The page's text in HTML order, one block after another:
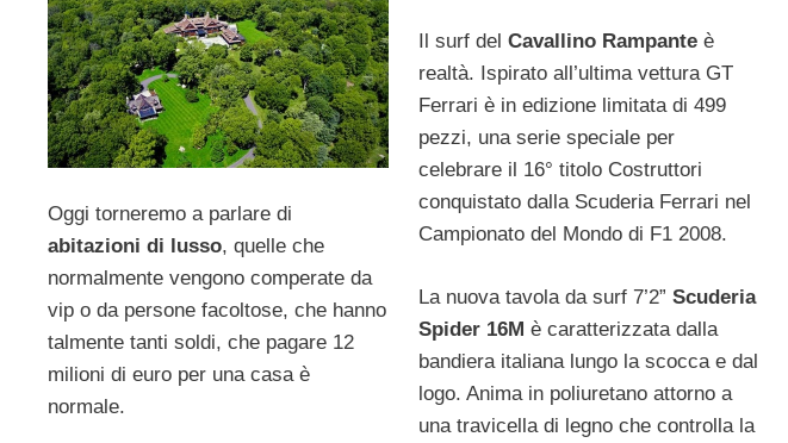
Oggi torneremo a parlare di
abitazioni di lusso, quelle che
normalmente vengono comperate da
vip o da persone facoltose, che hanno
talmente tanti soldi, che pagare 12
milioni di euro per una casa è
normale.
Il surf del Cavallino Rampanteè
realtà. Ispirato all’ultima vettura GT
Ferrari è in edizione limitata di 499
pezzi, una serie speciale per
celebrare il 16° titolo Costruttori
conquistato dalla Scuderia Ferrari nel
Campionato del Mondo di F1 2008.
La nuova tavola da surf 7’2” Scuderia
Spider 16M è caratterizzata dalla
bandiera italiana lungo la scocca e dal
logo. Anima in poliuretano attorno a
una travicella di legno che controlla la